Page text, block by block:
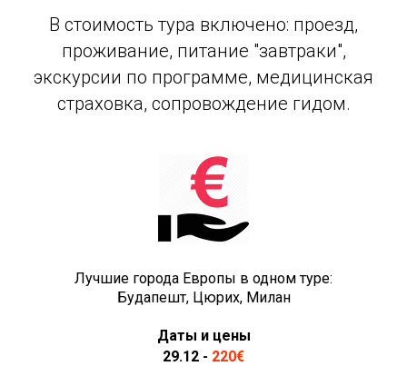
В стоимость тура включено: проезд,
проживание, питание "завтраки",
экскурсии по программе, медицинская
страховка, сопровождение гидом.
Лучшие города Европы в одном туре:
Будапешт, Цюрих, Милан
Даты и цены
29.12 - 220€